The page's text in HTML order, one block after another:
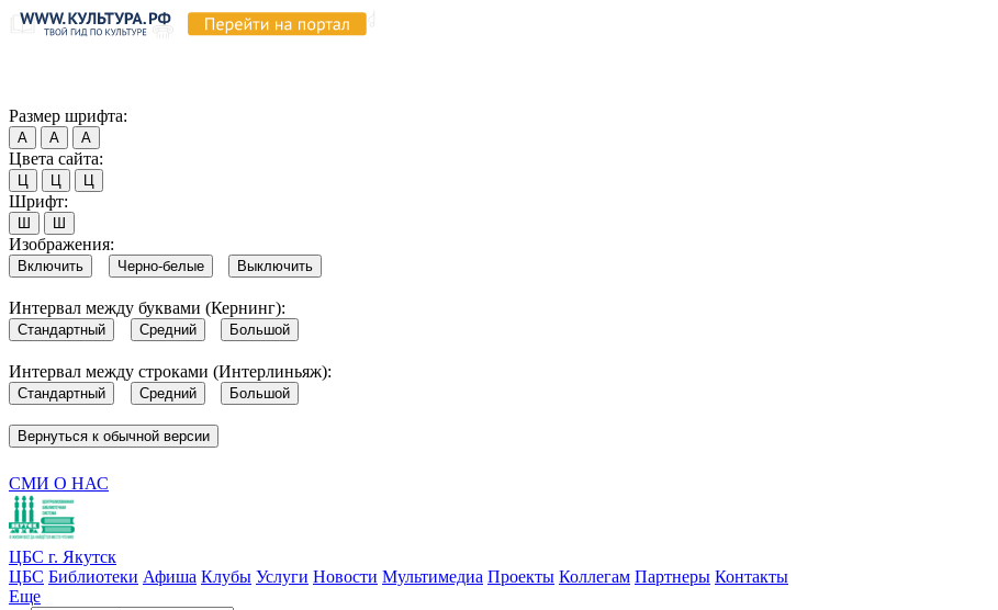
Размер шрифта:
А А А
Цвета сайта:
Ц Ц Ц
Шрифт:
Ш Ш
Изображения:
Включить Черно-белые Выключить
Интервал между буквами (Кернинг):
Стандартный Средний Большой
Интервал между строками (Интерлиньяж):
Стандартный Средний Большой
Вернуться к обычной версии
СМИ О НАС
ЦБС г. Якутск
ЦБС Библиотеки Афиша Клубы Услуги Новости Мультимедиа Проекты Коллегам Партнеры Контакты
Еще